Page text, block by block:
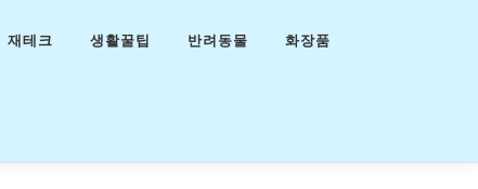
재테크 생활꿀팁 반려동물 화장품